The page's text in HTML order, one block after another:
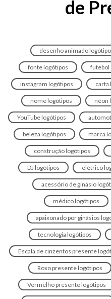
de
desenho animado
fonte logótipos futebol
instagram logótipos carta
nome logótipos néon
YouTube logótipos
beleza logótipos marca
construção logótipos
DJ logótipos elétrico
acessório de ginásio
médico logótipos
apaixonado por ginásios
tecnologia logótipos
Escala de cinzentos presente
Roxo presente logótipos
Vermelho presente logótipos